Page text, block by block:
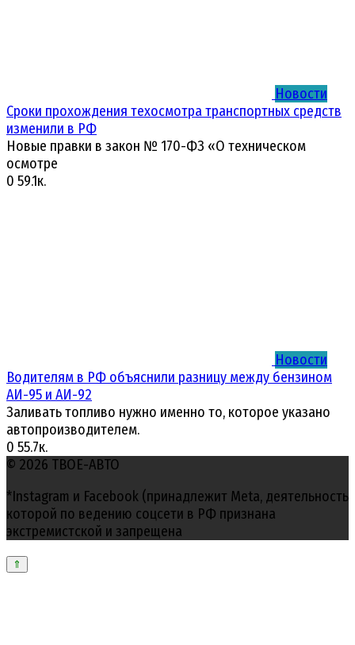
Новости
Сроки прохождения техосмотра транспортных средств
изменили в РФ
Новые правки в закон № 170-ФЗ «О техническом
осмотре
0 59.1к.
Новости
Водителям в РФ объяснили разницу между бензином
АИ-95 и АИ-92
Заливать топливо нужно именно то, которое указано
автопроизводителем.
0 55.7к.
© 2026 ТВОЕ-АВТО
*Instagram и Facebook (принадлежит Meta, деятельность
которой по ведению соцсети в РФ признана
экстремистской и запрещена